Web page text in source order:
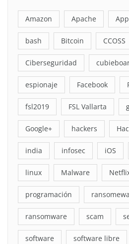
Amazon Apache
bash Bitcoin CCOSS
Ciberseguridad
espionaje Facebook
fsl2019 FSL Vallarta
Google+ hackers
india infosec iOS
linux Malware
programación
ransomware scam
software software libre